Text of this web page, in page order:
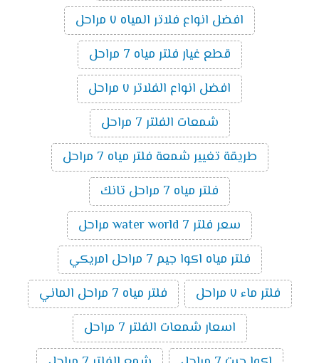
افضل انواع فلاتر المياه ٧ مراحل
قطع غيار فلتر مياه 7 مراحل
افضل انواع الفلاتر ٧ مراحل
شمعات الفلتر 7 مراحل
طريقة تغيير شمعة فلتر مياه 7 مراحل
فلتر مياه 7 مراحل تانك
سعر فلتر water world 7 مراحل
فلتر مياه اكوا جيم 7 مراحل امريكي
فلتر ماء ٧ مراحل
فلتر مياه 7 مراحل الماني
اسعار شمعات الفلتر 7 مراحل